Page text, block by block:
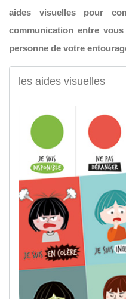
aides visuelles pour
communication entre
personne de votre
les aides visuelles